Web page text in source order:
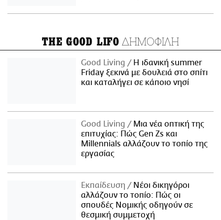
THE GOOD LIFO ΔΗΜΟΦΙΛΗ
Good Living
Η ιδανική summer
Friday ξεκινά με δουλειά στο σπίτι
και καταλήγει σε κάποιο νησί
Good Living
Μια νέα οπτική της
επιτυχίας: Πώς Gen Zs και
Millennials αλλάζουν το τοπίο της
εργασίας
Εκπαίδευση
Νέοι δικηγόροι
αλλάζουν το τοπίο: Πώς οι
σπουδές Νομικής οδηγούν σε
θεσμική συμμετοχή